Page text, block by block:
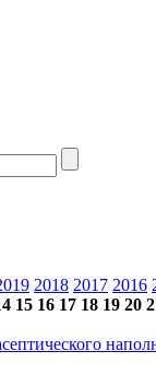
2018 2017 2016
15 16 17 18 19 20